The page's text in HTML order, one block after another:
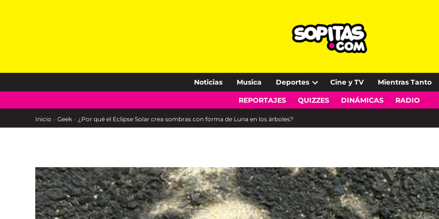
Noticias Musica Deportes
Open
dropdown
Cine y TV Mientras Tanto
REPORTAJES QUIZZES DINÁMICAS RADIO
Inicio » Geek » ¿Por qué el Eclipse Solar crea sombras con forma de Luna en los árboles?